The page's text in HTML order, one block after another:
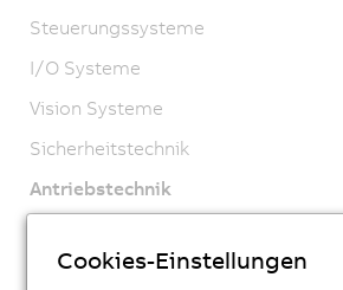
Steuerungssysteme
I/O Systeme
Vision Systeme
Sicherheitstechnik
Antriebstechnik
ACOPOS X
Cookies-Einstellungen